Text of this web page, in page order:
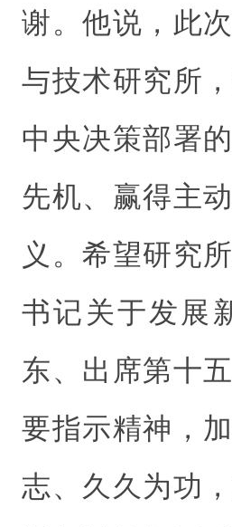
谢。他说，此
与技术研究所
中央决策部署
先机、赢得主
义。希望研究
书记关于发展
东、出席第十
要指示精神，
志、久久为功